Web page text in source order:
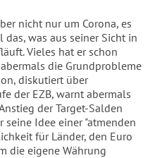
nicht nur um Corona, es
was aus seiner Sicht in
Vieles hat er schon
die Grundprobleme
diskutiert über
der EZB, warnt abermals
der Target-Salden
Idee einer "atmenden
für Länder, den Euro
die eigene Währung